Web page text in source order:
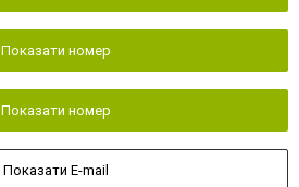
Показати номер
Показати номер
Показати E-mail